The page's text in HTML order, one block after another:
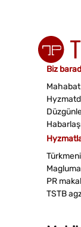
Biz
Mahabat
PR
TSTB